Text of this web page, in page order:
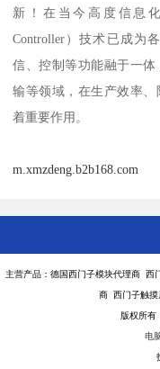
新！在当今高度信息化
Controller）技术已成为
信、控制等功能融于一
输等领域，在生产效率
着重要作用。
m.xmzdeng.b2b168.com
主营产品：德国西门子模块代理商 西
商 西门子触摸
版权所有
电